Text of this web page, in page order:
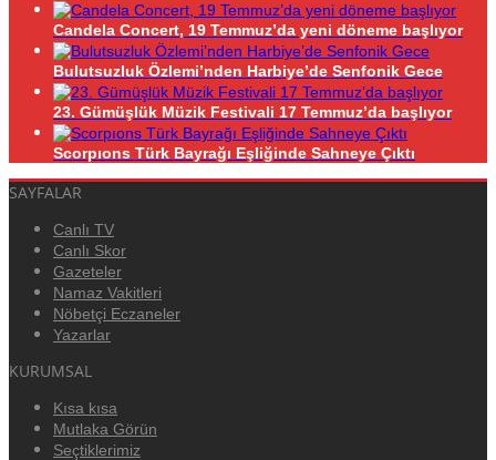
Candela Concert, 19 Temmuz’da yeni döneme başlıyor
Bulutsuzluk Özlemi’nden Harbiye’de Senfonik Gece
23. Gümüşlük Müzik Festivali 17 Temmuz’da başlıyor
Scorpıons Türk Bayrağı Eşliğinde Sahneye Çıktı
SAYFALAR
Canlı TV
Canlı Skor
Gazeteler
Namaz Vakitleri
Nöbetçi Eczaneler
Yazarlar
KURUMSAL
Kısa kısa
Mutlaka Görün
Seçtiklerimiz